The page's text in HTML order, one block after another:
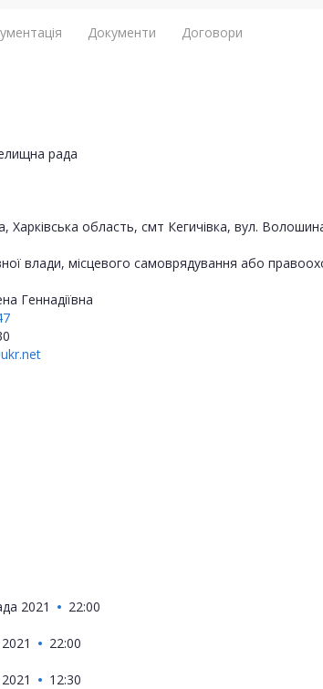
Документи Договори
рада
Харківська область, смт Кегичівка, вул.
влади, місцевого самоврядування або
Геннадіївна
2021 22:00
22:00
12:30